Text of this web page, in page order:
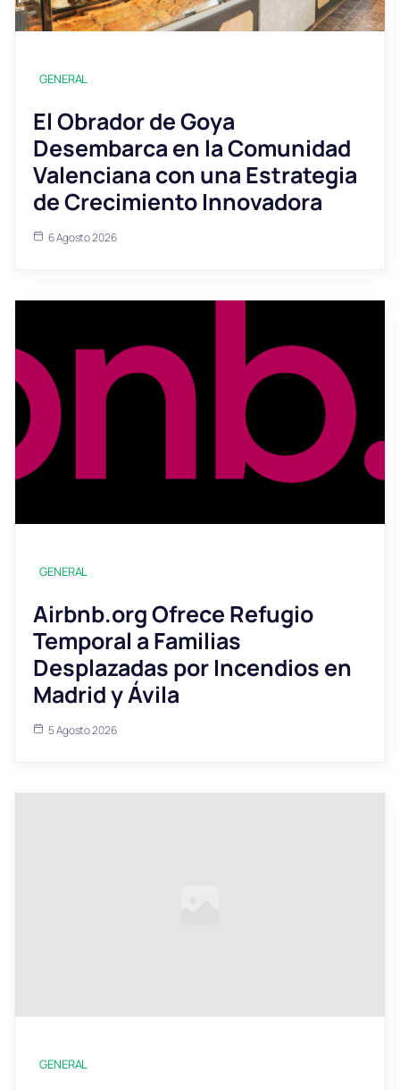
GENERAL
El Obrador de Goya
Desembarca en la Comunidad
Valenciana con una Estrategia
de Crecimiento Innovadora
6 Agosto 2026
GENERAL
Airbnb.org Ofrece Refugio
Temporal a Familias
Desplazadas por Incendios en
Madrid y Ávila
5 Agosto 2026
GENERAL